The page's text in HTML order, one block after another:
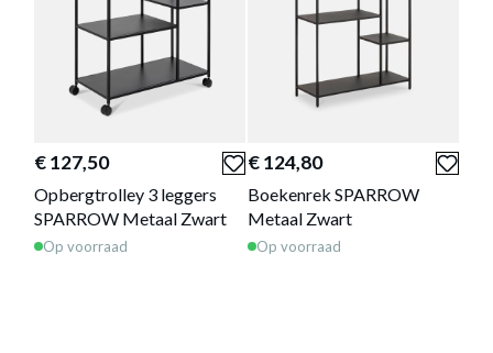
€ 127,50
Opbergtrolley 3 leggers
SPARROW Metaal Zwart
Op voorraad
€ 124,80
Boekenrek SPARROW
Metaal Zwart
Op voorraad
NACHTTAFEL SPARROW METAAL
Productnummer: Y15200001905
€ 80,80
Prijs per stuk, incl. btw en excl. verzendkosten